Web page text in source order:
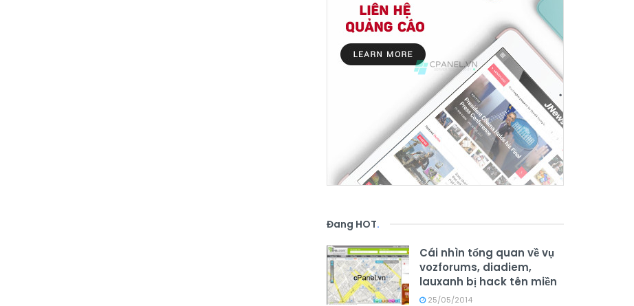
Đang HOT.
Cái nhìn tổng quan về vụ
vozforums, diadiem,
lauxanh bị hack tên miền
25/05/2014